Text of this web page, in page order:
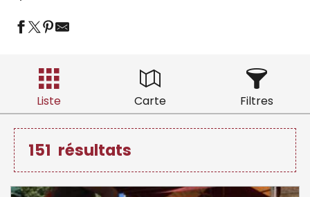
Liste Carte Filtres
151 résultats